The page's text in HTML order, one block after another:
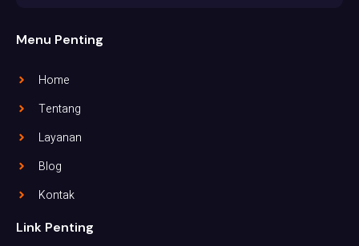
Menu Penting
Home
Tentang
Layanan
Blog
Kontak
Link Penting